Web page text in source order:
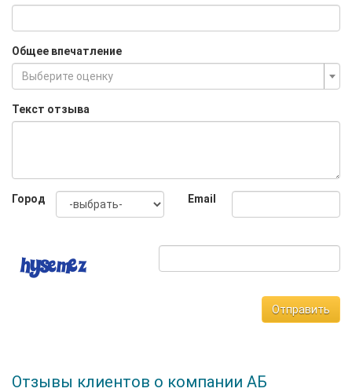
Общее впечатление
Выберите оценку
Текст отзыва
Город Email
Отправить
Отзывы клиентов о компании АБ